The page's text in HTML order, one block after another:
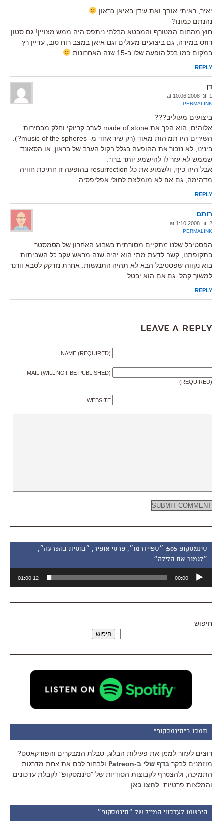
יאיר, ראיתי אותך ואת עידן באיאן בראון
נהנתם כמונו?
חוץ מהחום המטורף והמבטא הבלתי ניתפס היה ממש מצויין! גם סטון
רוזס במידה, גם ביצועים מעולים וגם איאן במצב רוח טוב, עדיין רץ
במקום כמו בכל הופעה שלו ב-15 שנה האחרונות
REPLY
דן
1 יוני 2008 at 10:06
PERMALINK
ביצועים מעולים???
אלוהים, הוא הפך את made of stone לערב קריוקי וחלק מבחירות
השירים היו תמוהות מאוד (רק שיר אחד מ- music of the spheres?).
בינינו, לא נזכור את ההופעה בגלל הקול הערב של בראון, או הסאונד
שממש לא עזר לו להישמע יותר ברור.
אבל היה כיף, ולשמוע את כל resurrection בהופעה זו חתיכת חוויה
מדהימה, גם אם לא מומלצת לחולי אפליפסיה.
REPLY
רותם
2 יוני 2008 at 1:10
PERMALINK
הפסטיבל שלנו מתקיים מסורתית בשבוע האחרון של הסמסטר.
בתקופתנו, קשה לדעת מתי הוא יהיה שנה מראש עקב כל השביתות.
בוא נקווה שפסטיבל הבא לא תהיה התנגשות. אחרת נזדקק לסבא וורנר
למשוך קהל. גם אם הוא יבטל.
REPLY
Leave a Reply
NAME (REQUIRED)
MAIL (WILL NOT BE PUBLISHED)
(REQUIRED)
WEBSITE
סינמסקופ 505: ״ספיידרמן״, פרסי אופיר, ״בוסית בהפרעה״,
״לגמור את הלילה״
אודיו
00:00
01:00:12
חיפוש
חיפוש
תמכו ב"סינמסקופ"
רוצים לעזור לממן את פעילות הבלוג, טבלת המבקרים והפודקאסט?
מוזמנים לבקר בדף שלי ב-Patreon
ולבחור לכם את אחת מדרגות
התמיכה, ולהצטרף לקבוצות הסודיות של "סינמסקופ" לקבלת עדכונים
והמלצות פרטיות. לחצו כאן
הירשמו לעדכוני המייל של ״סינמסקופ״